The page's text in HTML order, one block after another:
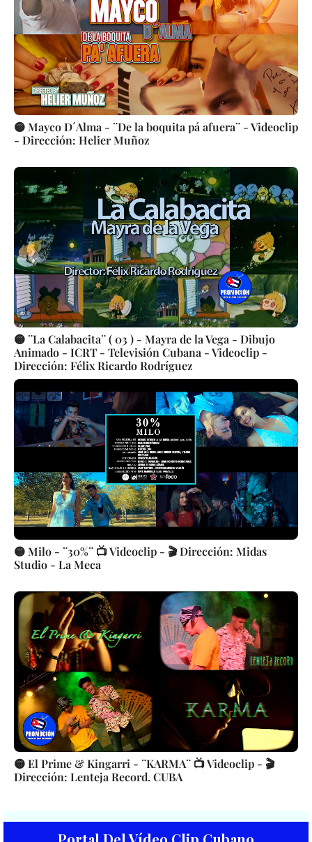
🟡 Mayco D´Alma - ¨De la boquita pá afuera¨ - Videoclip
- Dirección: Helier Muñoz
🟡 ¨La Calabacita¨ ( 03 ) - Mayra de la Vega - Dibujo
Animado - ICRT - Televisión Cubana - Videoclip -
Dirección: Félix Ricardo Rodríguez
🟡 Milo - ¨30%¨ 📺 Videoclip - 🎬 Dirección: Midas
Studio - La Meca
🟡 El Prime & Kingarri - ¨KARMA¨ 📺 Videoclip - 🎬
Dirección: Lenteja Record. CUBA